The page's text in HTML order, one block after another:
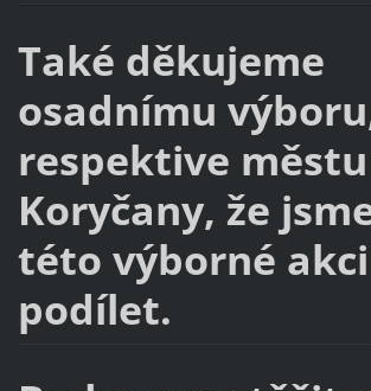
Také děkujeme
osadnímu
respektive městu
Koryčany, že
této výborné
podílet.